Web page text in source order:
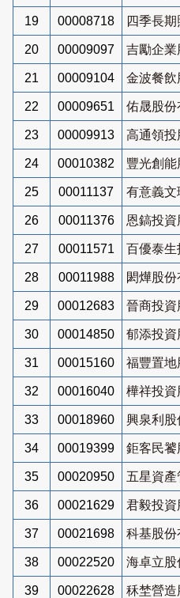
19 00008718 四季長
20 00009097 吉勵企業
21 00009104 金波餐飲
22 00009651 佑晟股份
23 00009913 高通領投
24 00010382 豐光創能
25 00011137 有意義文
26 00011376 恩鎬投資
27 00011571 百優泰生
28 00011988 閎燁股份
29 00012683 晉商投資
30 00014850 郁添投資
31 00015160 福豐置地
32 00016040 樺祥投資
33 00018960 興泉利股
34 00019399 鉅客民饕
35 00020950 五星資產
36 00021629 君毅投資
37 00021698 科基股份
38 00022520 海卓立股
39 00022628 秝埜營造